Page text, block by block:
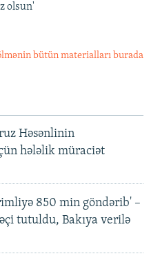
olsun'
bütün materialları burada
Həsənlinin
hələlik müraciət
850 min göndərib' –
tutuldu, Bakıya verilə